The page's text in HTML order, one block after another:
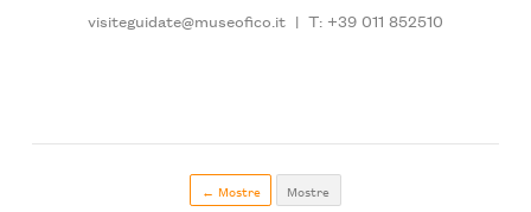
visiteguidate@museofico.it | T: +39 011 852510
← Mostre Mostre